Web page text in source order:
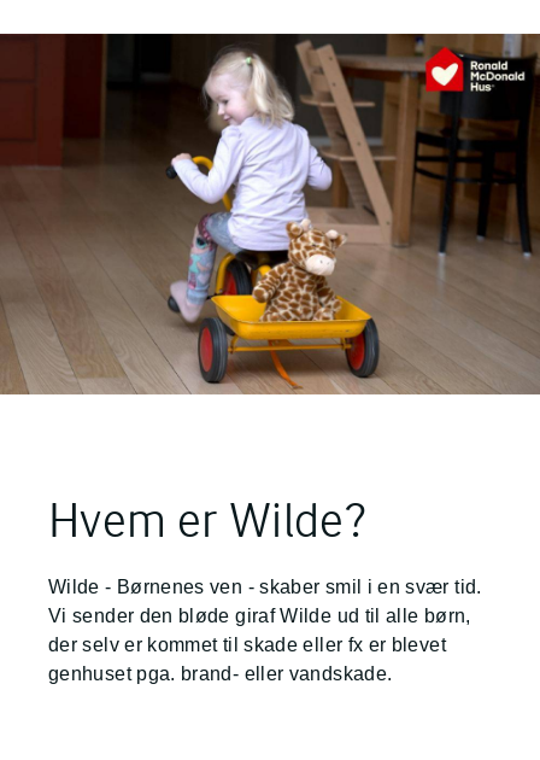
Hvem er Wilde?
Wilde - Børnenes ven - skaber smil i en svær tid.
Vi sender den bløde giraf Wilde ud til alle børn,
der selv er kommet til skade eller fx er blevet
genhuset pga. brand- eller vandskade.